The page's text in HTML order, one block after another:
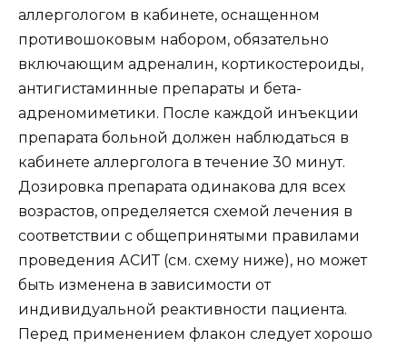
аллергологом в кабинете, оснащенном
противошоковым набором, обязательно
включающим адреналин, кортикостероиды,
антигистаминные препараты и бета-
адреномиметики. После каждой инъекции
препарата больной должен наблюдаться в
кабинете аллерголога в течение 30 минут.
Дозировка препарата одинакова для всех
возрастов, определяется схемой лечения в
соответствии с общепринятыми правилами
проведения АСИТ (см. схему ниже), но может
быть изменена в зависимости от
индивидуальной реактивности пациента.
Перед применением флакон следует хорошо